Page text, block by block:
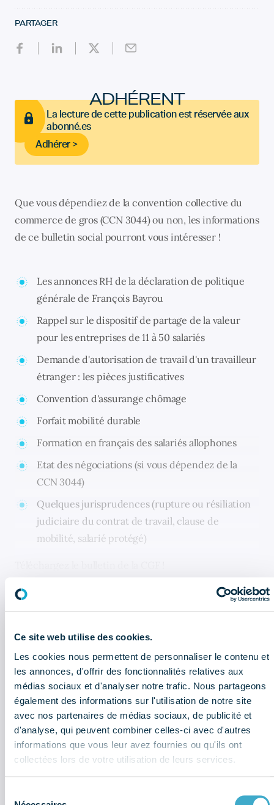
Ce site web utilise des cookies.
Les cookies nous permettent de personnaliser le contenu et
les annonces, d'offrir des fonctionnalités relatives aux
médias sociaux et d'analyser notre trafic. Nous partageons
également des informations sur l'utilisation de notre site
avec nos partenaires de médias sociaux, de publicité et
d'analyse, qui peuvent combiner celles-ci avec d'autres
informations que vous leur avez fournies ou qu'ils ont
collectées lors de votre utilisation de leurs services.
PARTAGER
ADHÉRENT
La lecture de cette publication est réservée aux
abonné.es
Adhérer >
Que vous dépendiez de la convention collective du
commerce de gros (CCN 3044) ou non, les informations
de ce bulletin social pourront vous intéresser !
Les annonces RH de la déclaration de politique
générale de François Bayrou
Rappel sur le dispositif de partage de la valeur
pour les entreprises de 11 à 50 salariés
Demande d'autorisation de travail d'un travailleur
étranger : les pièces justificatives
Convention d'assurange chômage
Forfait mobilité durable
Formation en français des salariés allophones
Etat des négociations (si vous dépendez de la
CCN 3044)
Quelques jurisprudences (rupture ou résiliation
judiciaire du contrat de travail, clause de
mobilité, salarié protégé)
les informations à retenir
Bulletin économique : que retenir
Sociétés du dentaire : quel sont les
économique et sociale (données